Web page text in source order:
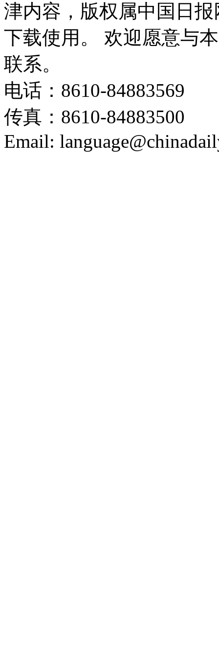
津内容，版权属中国日
下载使用。 欢迎愿意与
联系。
电话：8610-84883569
传真：8610-84883500
Email: